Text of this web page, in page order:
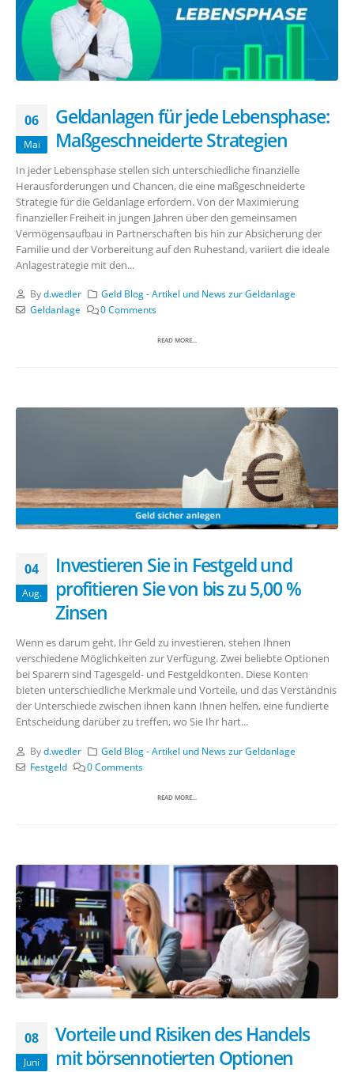
06
Mai
Geldanlagen für jede Lebensphase:
Maßgeschneiderte Strategien
In jeder Lebensphase stellen sich unterschiedliche finanzielle
Herausforderungen und Chancen, die eine maßgeschneiderte
Strategie für die Geldanlage erfordern. Von der Maximierung
finanzieller Freiheit in jungen Jahren über den gemeinsamen
Vermögensaufbau in Partnerschaften bis hin zur Absicherung der
Familie und der Vorbereitung auf den Ruhestand, variiert die ideale
Anlagestrategie mit den...
Byd.wedler
Geld Blog - Artikel und News zur Geldanlage
Geldanlage
0 Comments
READ MORE...
04
Aug.
Investieren Sie in Festgeld und
profitieren Sie von bis zu 5,00 %
Zinsen
Wenn es darum geht, Ihr Geld zu investieren, stehen Ihnen
verschiedene Möglichkeiten zur Verfügung. Zwei beliebte Optionen
bei Sparern sind Tagesgeld- und Festgeldkonten. Diese Konten
bieten unterschiedliche Merkmale und Vorteile, und das Verständnis
der Unterschiede zwischen ihnen kann Ihnen helfen, eine fundierte
Entscheidung darüber zu treffen, wo Sie Ihr hart...
Byd.wedler
Geld Blog - Artikel und News zur Geldanlage
Festgeld
0 Comments
READ MORE...
08
Juni
Vorteile und Risiken des Handels
mit börsennotierten Optionen